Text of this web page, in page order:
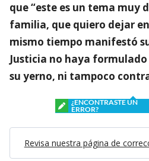
que “este es un tema muy
familia, que quiero dejar
mismo tiempo manifestó
Justicia no haya
su yerno, ni tampoco
¿ENCONTRASTE UN
ERROR?
Revisa nuestra página de